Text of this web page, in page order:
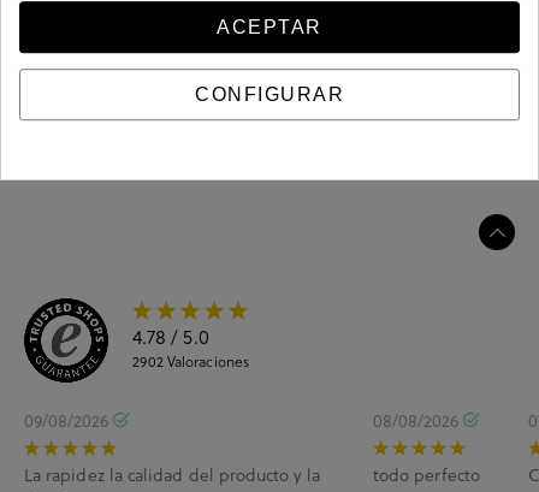
Guía de tallas
4.78 / 5.0
2902Valoraciones
09/08/2026
La rapidez la calidad del producto y la
08/08/2026
todo perfecto
ACEPTAR
CONFIGURAR